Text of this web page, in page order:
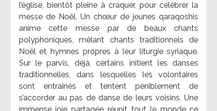
l’église, bientôt pleine à craquer, pour célébrer la
messe de Noël. Un chœur de jeunes qaraqoshis
anime cette messe par de beaux chants
polyphoniques, mêlant chants traditionnels de
Noël et hymnes propres à leur liturgie syriaque.
Sur le parvis, déjà, certains initient les danses
traditionnelles, dans lesquelles les volontaires
sont entraînés et tentent péniblement de
s’accorder au pas de danse de leurs voisins. Une